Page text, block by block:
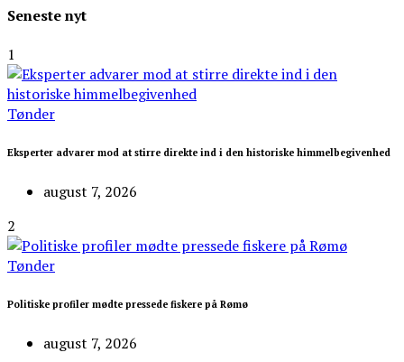
Seneste nyt
1
Tønder
Eksperter advarer mod at stirre direkte ind i den historiske himmelbegivenhed
august 7, 2026
2
Tønder
Politiske profiler mødte pressede fiskere på Rømø
august 7, 2026